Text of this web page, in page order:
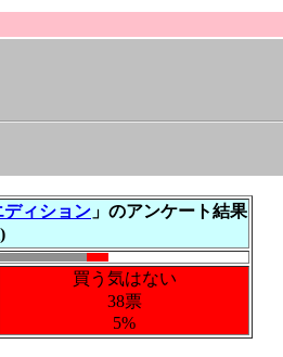
ィション 」のアンケート結果
買う気はない
38票
5%